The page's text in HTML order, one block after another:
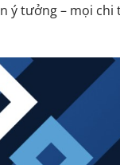
ý tưởng – mọi chi